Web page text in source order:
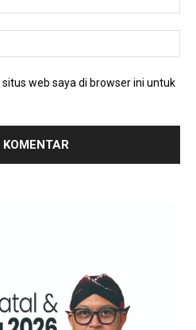
web saya di browser ini untuk